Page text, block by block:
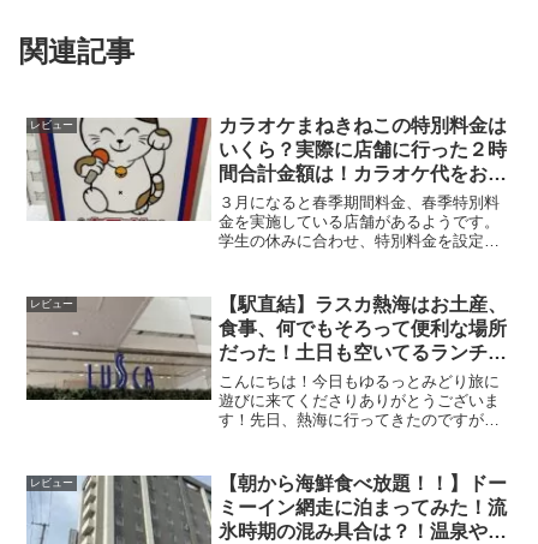
関連記事
レビュー
カラオケまねきねこの特別料金は
いくら？実際に店舗に行った２時
間合計金額は！カラオケ代をお得
にする方法も！
３月になると春季期間料金、春季特別料
金を実施している店舗があるようです。
学生の休みに合わせ、特別料金を設定し
もゆるっとみどり旅に遊びに来てくださ
り、ありがとうございます！12月某日、
娘が「カラオケ行きたいな～」というこ
とで、カラオケ「まねきねこ」を予約し
ました。料金を確認しようと公式サイト
を見てみると・・
レビュー
【駅直結】ラスカ熱海はお土産、
食事、何でもそろって便利な場所
だった！土日も空いてるランチの
穴場？！
こんにちは！今日もゆるっとみどり旅に
遊びに来てくださりありがとうございま
す！先日、熱海に行ってきたのですが、
た便利な場所だったのでご紹介したいと
思います！しかも、こちら実はランチの
穴場なのでは？！
レビュー
【朝から海鮮食べ放題！！】ドー
ミーイン網走に泊まってみた！流
氷時期の混み具合は？！温泉や夜